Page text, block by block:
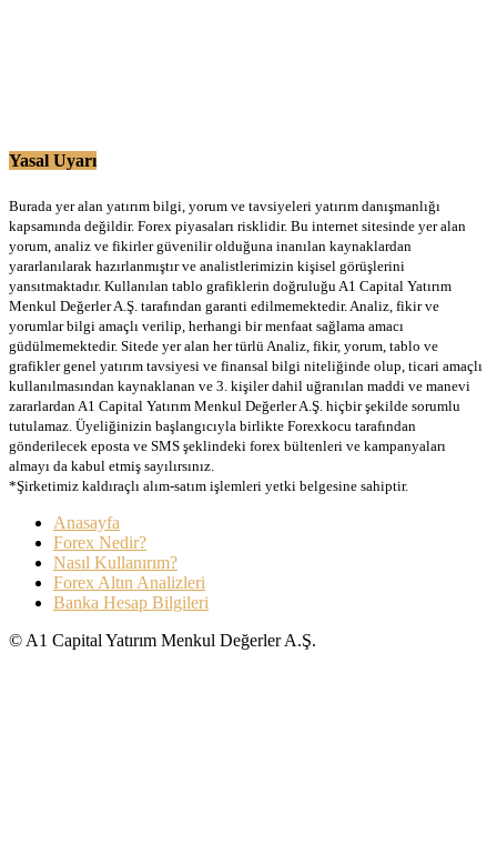
Yasal Uyarı
Burada yer alan yatırım bilgi, yorum ve tavsiyeleri yatırım danışmanlığı
kapsamında değildir. Forex piyasaları risklidir. Bu internet sitesinde yer alan
yorum, analiz ve fikirler güvenilir olduğuna inanılan kaynaklardan
yararlanılarak hazırlanmıştır ve analistlerimizin kişisel görüşlerini
yansıtmaktadır. Kullanılan tablo grafiklerin doğruluğu A1 Capital Yatırım
Menkul Değerler A.Ş. tarafından garanti edilmemektedir. Analiz, fikir ve
yorumlar bilgi amaçlı verilip, herhangi bir menfaat sağlama amacı
güdülmemektedir. Sitede yer alan her türlü Analiz, fikir, yorum, tablo ve
grafikler genel yatırım tavsiyesi ve finansal bilgi niteliğinde olup, ticari amaçlı
kullanılmasından kaynaklanan ve 3. kişiler dahil uğranılan maddi ve manevi
zararlardan A1 Capital Yatırım Menkul Değerler A.Ş. hiçbir şekilde sorumlu
tutulamaz. Üyeliğinizin başlangıcıyla birlikte Forexkocu tarafından
gönderilecek eposta ve SMS şeklindeki forex bültenleri ve kampanyaları
almayı da kabul etmiş sayılırsınız.
*Şirketimiz kaldıraçlı alım-satım işlemleri yetki belgesine sahiptir.
Anasayfa
Forex Nedir?
Nasıl Kullanırım?
Forex Altın Analizleri
Banka Hesap Bilgileri
© A1 Capital Yatırım Menkul Değerler A.Ş.